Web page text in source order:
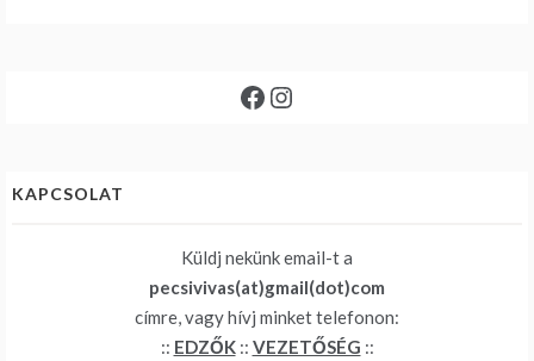
Facebook
Instagram
KAPCSOLAT
Küldj nekünk email-t a
pecsivivas(at)gmail(dot)com
címre, vagy hívj minket telefonon:
:: EDZŐK:: VEZETŐSÉG ::